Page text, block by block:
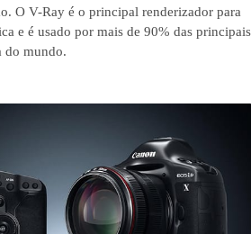
O V-Ray é o principal renderizador para
e é usado por mais de 90% das principais
do mundo.